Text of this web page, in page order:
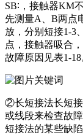
SB∶，接触器KM
先测量A、B两点
放，分别短接1-3
点，接触器吸合
故障原因见表1-18
②长短接法长短接
或线段来检查故
短接法的某些缺